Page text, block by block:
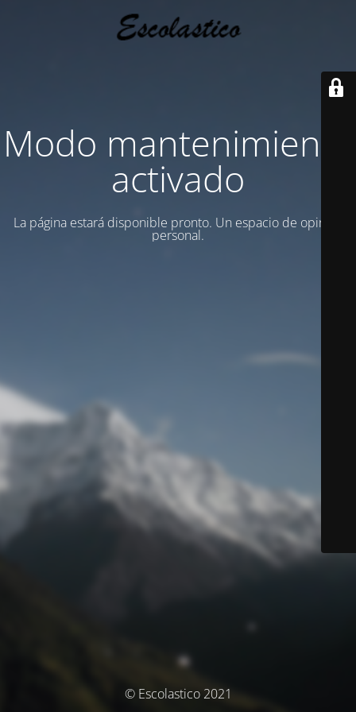
Modo mantenimiento
activado
La página estará disponible pronto. Un espacio de opinion
personal.
© Escolastico 2021